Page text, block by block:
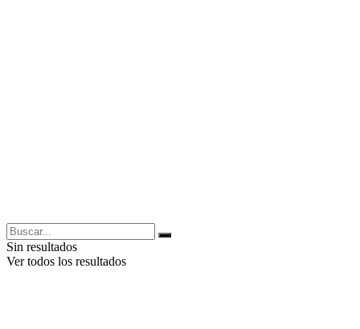
Sin resultados
Ver todos los resultados